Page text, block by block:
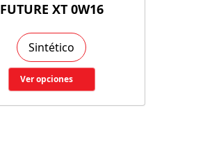
FUTURE XT 0W16
Sintético
Ver opciones